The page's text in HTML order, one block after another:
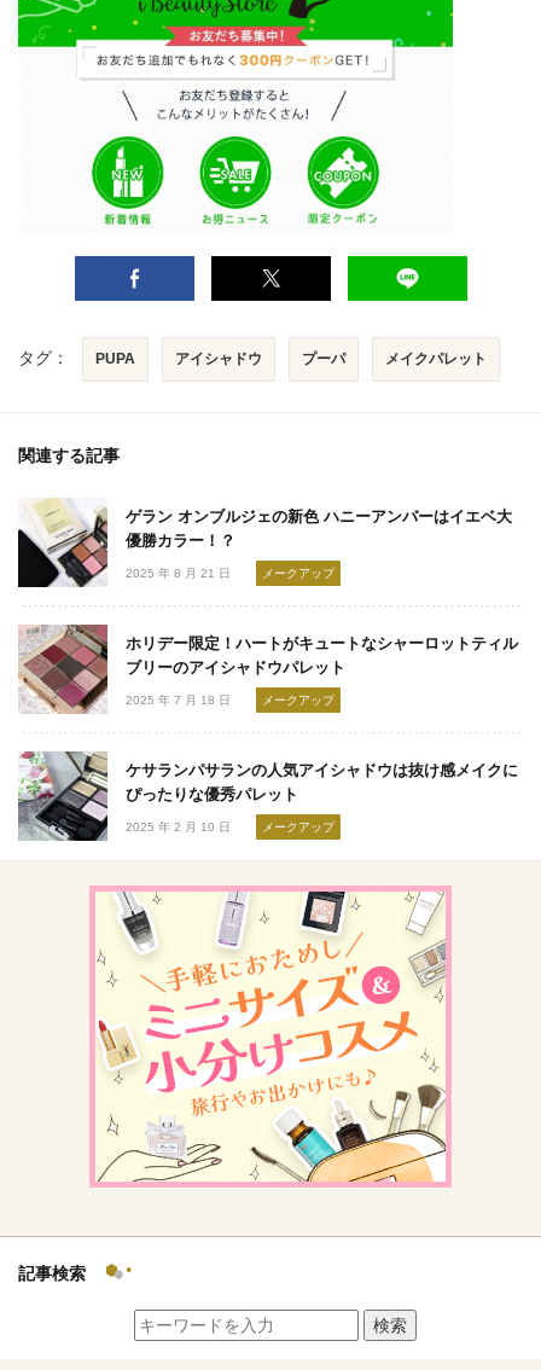
タグ： PUPA アイシャドウ プーパ メイクパレット
関連する記事
ゲラン オンブルジェの新色 ハニーアンバーはイエベ大
優勝カラー！？
2025 年 8 月 21 日 メークアップ
ホリデー限定！ハートがキュートなシャーロットティル
ブリーのアイシャドウパレット
2025 年 7 月 18 日 メークアップ
ケサランパサランの人気アイシャドウは抜け感メイクに
ぴったりな優秀パレット
2025 年 2 月 10 日 メークアップ
記事検索
検索